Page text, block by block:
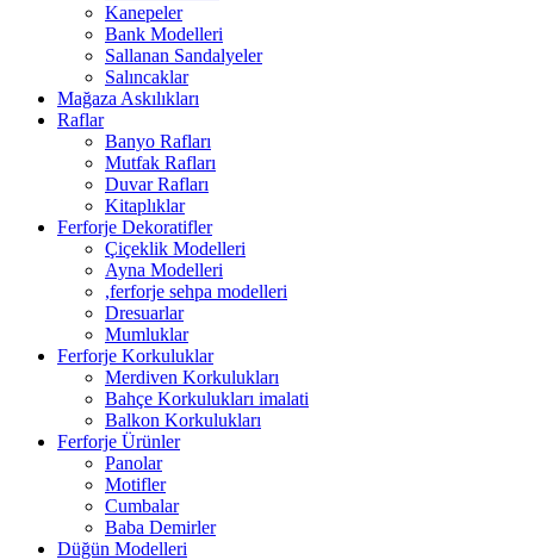
Kanepeler
Bank Modelleri
Sallanan Sandalyeler
Salıncaklar
Mağaza Askılıkları
Raflar
Banyo Rafları
Mutfak Rafları
Duvar Rafları
Kitaplıklar
Ferforje Dekoratifler
Çiçeklik Modelleri
Ayna Modelleri
,ferforje sehpa modelleri
Dresuarlar
Mumluklar
Ferforje Korkuluklar
Merdiven Korkulukları
Bahçe Korkulukları imalati
Balkon Korkulukları
Ferforje Ürünler
Panolar
Motifler
Cumbalar
Baba Demirler
Düğün Modelleri